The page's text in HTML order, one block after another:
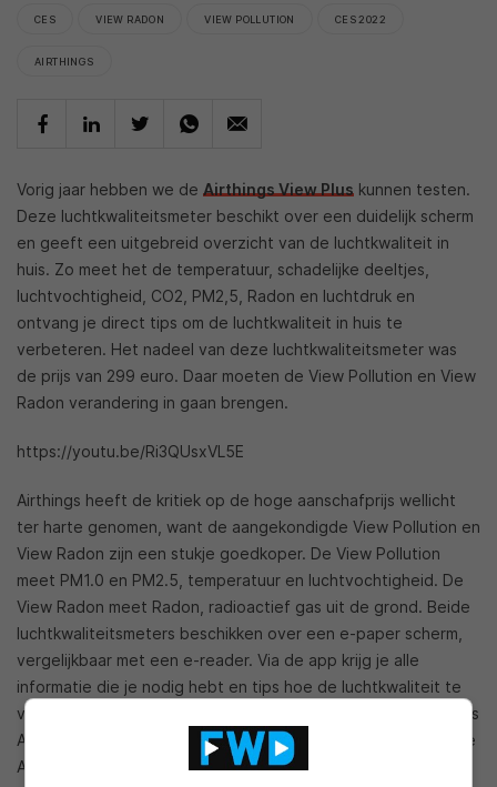
CES VIEW RADON VIEW POLLUTION CES 2022
AIRTHINGS
Vorig jaar hebben we de Airthings View Plus kunnen testen.
Deze luchtkwaliteitsmeter beschikt over een duidelijk scherm
en geeft een uitgebreid overzicht van de luchtkwaliteit in
huis. Zo meet het de temperatuur, schadelijke deeltjes,
luchtvochtigheid, CO2, PM2,5, Radon en luchtdruk en
ontvang je direct tips om de luchtkwaliteit in huis te
verbeteren. Het nadeel van deze luchtkwaliteitsmeter was
de prijs van 299 euro. Daar moeten de View Pollution en View
Radon verandering in gaan brengen.
https://youtu.be/Ri3QUsxVL5E
Airthings heeft de kritiek op de hoge aanschafprijs wellicht
ter harte genomen, want de aangekondigde View Pollution en
View Radon zijn een stukje goedkoper. De View Pollution
meet PM1.0 en PM2.5, temperatuur en luchtvochtigheid. De
View Radon meet Radon, radioactief gas uit de grond. Beide
luchtkwaliteitsmeters beschikken over een e-paper scherm,
vergelijkbaar met een e-reader. Via de app krijg je alle
informatie die je nodig hebt en tips hoe de luchtkwaliteit te
verbeteren. Je kan ze verbinden via wifi en ze werken op zes
AA-batterijen. De View Pollution gaat zo twee jaar mee en de
Airthings View Radon zelfs drie jaar.